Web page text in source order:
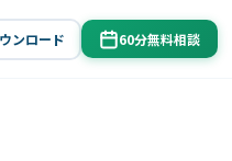
ンロード 60分無料相談